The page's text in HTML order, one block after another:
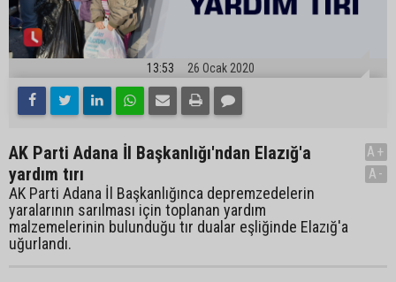
13:53 26 Ocak 2020
AK Parti Adana İl Başkanlığı'ndan Elazığ'a
yardım tırı
AK Parti Adana İl Başkanlığınca depremzedelerin
yaralarının sarılması için toplanan yardım
malzemelerinin bulunduğu tır dualar eşliğinde Elazığ'a
uğurlandı.
A+
A-